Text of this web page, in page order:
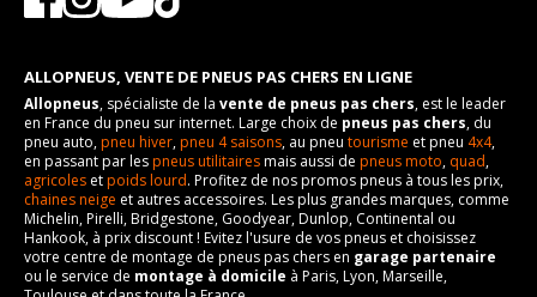
ALLOPNEUS, VENTE DE PNEUS PAS CHERS EN LIGNE
Allopneus, spécialiste de la vente de pneus pas chers, est le leader
en France du pneu sur internet. Large choix de pneus pas chers, du
pneu auto,pneu hiver,pneu 4 saisons, au pneu tourisme et pneu 4x4,
en passant par lespneus utilitairesmais aussi de pneus moto, quad,
agricoles etpoids lourd. Profitez de nos promos pneus à tous les prix,
chaines neige et autres accessoires. Les plus grandes marques, comme
Michelin, Pirelli, Bridgestone, Goodyear, Dunlop, Continental ou
Hankook, à prix discount ! Evitez l'usure de vos pneus et choisissez
votre centre de montage de pneus pas chers en garage partenaire
ou le service de montage à domicile à Paris, Lyon, Marseille,